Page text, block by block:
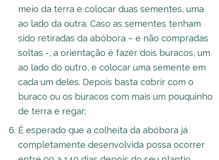
meio da terra e colocar duas sementes, uma
ao lado da outra. Caso as sementes tenham
sido retiradas da abóbora – e não compradas
soltas -, a orientação é fazer dois buracos, um
ao lado do outro, e colocar uma semente em
cada um deles. Depois basta cobrir com o
buraco ou os buracos com mais um pouquinho
de terra e regar;
É esperado que a colheita da abóbora já
completamente desenvolvida possa ocorrer